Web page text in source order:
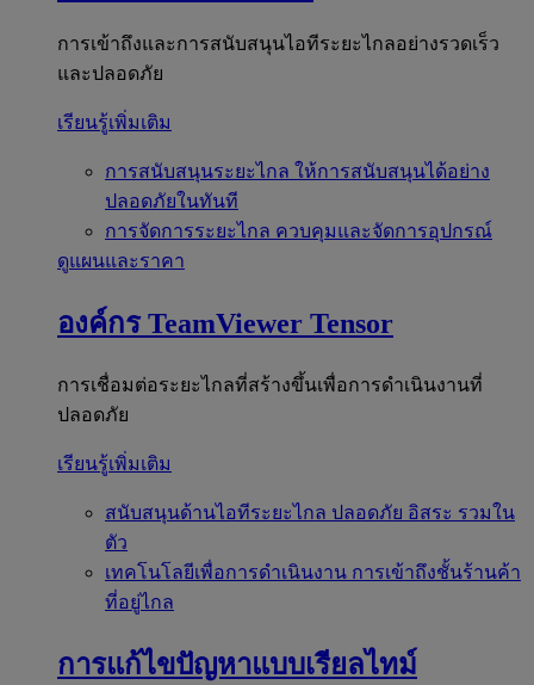
การเข้าถึงและการสนับสนุนไอทีระยะไกลอย่างรวดเร็ว
และปลอดภัย
เรียนรู้เพิ่มเติม
การสนับสนุนระยะไกล ให้การสนับสนุนได้อย่าง
ปลอดภัยในทันที
การจัดการระยะไกล ควบคุมและจัดการอุปกรณ์
ดูแผนและราคา
องค์กร TeamViewer Tensor
การเชื่อมต่อระยะไกลที่สร้างขึ้นเพื่อการดำเนินงานที่
ปลอดภัย
เรียนรู้เพิ่มเติม
สนับสนุนด้านไอทีระยะไกล ปลอดภัย อิสระ รวมใน
ตัว
เทคโนโลยีเพื่อการดำเนินงาน การเข้าถึงชั้นร้านค้า
ที่อยู่ไกล
การแก้ไขปัญหาแบบเรียลไทม์